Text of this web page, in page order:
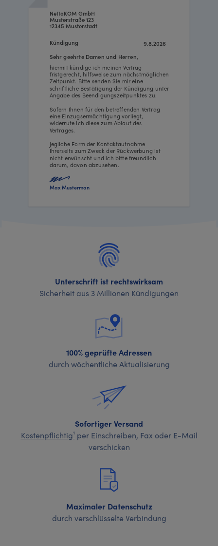
9.8.2026
NettoKOM GmbH
Musterstraße 123
12345 Musterstadt
hiermit kündige ich meinen Vertrag
fristgerecht, hilfsweise zum nächstmöglichen
Zeitpunkt. Bitte senden Sie mir eine
schriftliche Bestätigung der Kündigung unter
Angabe des Beendigungszeitpunktes zu.
Sofern Ihnen für den betreffenden Vertrag
eine Einzugsermächtigung vorliegt,
widerrufe ich diese zum Ablauf des
Vertrages.
Jegliche Form der Kontaktaufnahme
Ihrerseits zum Zweck der Rückwerbung ist
nicht erwünscht und ich bitte freundlich
darum, davon abzusehen.
Sehr geehrte Damen und Herren,
Kündigung
Max Musterman
Unterschrift ist rechtswirksam
Sicherheit aus 3 Millionen Kündigungen
100% geprüfte Adressen
durch wöchentliche Aktualisierung
Sofortiger Versand
Kostenpflichtig¹ per Einschreiben, Fax oder E-Mail
verschicken
Maximaler Datenschutz
durch verschlüsselte Verbindung